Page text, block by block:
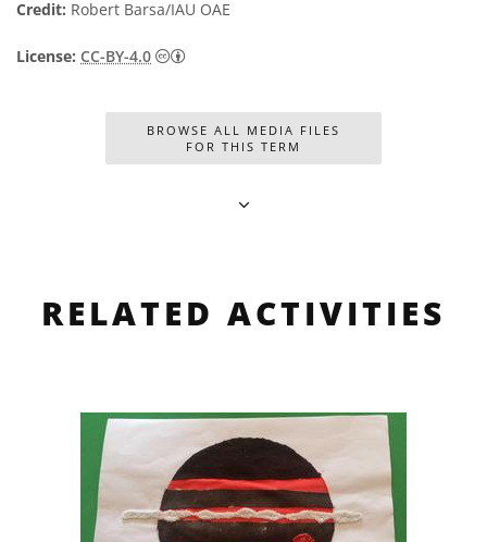
Credit: Robert Barsa/IAU OAE
License: CC-BY-4.0 Creative Commons 姓名標示 4.0 國際 (CC
BROWSE ALL MEDIA FILES
FOR THIS TERM
RELATED ACTIVITIES